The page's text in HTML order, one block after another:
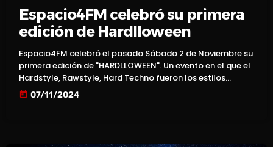
Espacio4FM celebró su primera
edición de Hardlloween
Espacio4FM celebró el pasado Sábado 2 de Noviembre su
primera edición de "HARDLLOWEEN". Un evento en el que el
Hardstyle, Rawstyle, Hard Techno fueron los estilos
musicales protagonistas… Desde La Casa + Grande, el
sitio que vio nacer a Espacio4FM. Más de un centenar de
today 07/11/2024